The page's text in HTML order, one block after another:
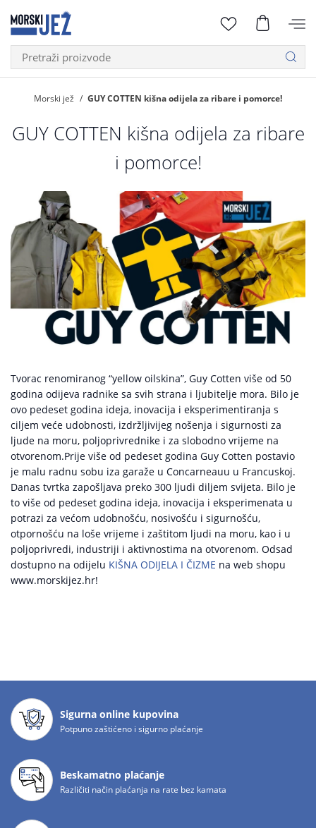
Morski jež GUY COTTEN kišna odijela za ribare i pomorce!
GUY COTTEN kišna odijela za ribare
i pomorce!
Tvorac renomiranog “yellow oilskina”, Guy Cotten više od 50
godina odijeva radnike sa svih strana i ljubitelje mora. Bilo je
ovo pedeset godina ideja, inovacija i eksperimentiranja s
ciljem veće udobnosti, izdržljivijeg nošenja i sigurnosti za
ljude na moru, poljoprivrednike i za slobodno vrijeme na
otvorenom.Prije više od pedeset godina Guy Cotten postavio
je malu radnu sobu iza garaže u Concarneauu u Francuskoj.
Danas tvrtka zapošljava preko 300 ljudi diljem svijeta. Bilo je
to više od pedeset godina ideja, inovacija i eksperimenata u
potrazi za većom udobnošću, nosivošću i sigurnošću,
otpornošću na loše vrijeme i zaštitom ljudi na moru, kao i u
poljoprivredi, industriji i aktivnostima na otvorenom. Odsad
dostupno na odijelu KIŠNA ODIJELA I ČIZME na web shopu
www.morskijez.hr!
Sigurna online kupovina
Potpuno zaštićeno i sigurno plaćanje
Beskamatno plaćanje
Različiti način plaćanja na rate bez kamata